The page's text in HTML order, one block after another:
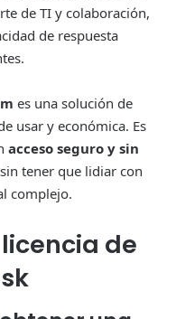
de TI y colaboración,
de respuesta
es una solución de
usar y económica. Es
acceso seguro y sin
tener que lidiar con
complejo.
licencia de